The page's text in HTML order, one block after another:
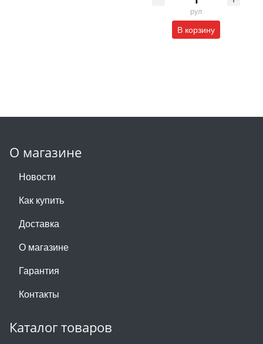
рул
В корзину
О магазине
Новости
Как купить
Доставка
О магазине
Гарантия
Контакты
Каталог товаров